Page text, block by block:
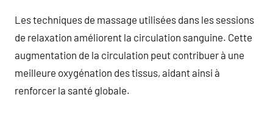
Les techniques de massage utilisées dans les sessions
de relaxation améliorent la circulation sanguine. Cette
augmentation de la circulation peut contribuer à une
meilleure oxygénation des tissus, aidant ainsi à
renforcer la santé globale.